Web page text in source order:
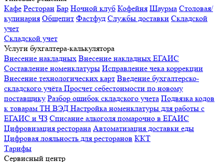
Кафе Ресторан Бар Ночной клуб Кофейня Шаурма Столовая/
кулинария Общепит Фастфуд Службы доставки Складской
учет
Складской учет
Услуги бухгалтера-калькулятора
Внесение накладных Внесение накладных ЕГАИС
Составление номенклатуры Исправление чека коррекции
Внесение технологических карт Введение бухгалтерско-
складского учёта Просчет себестоимости по новому
поставщику Разбор ошибок складского учета Подвязка кодов
к товарам ТН ВЭД Настройка номенклатуры для работы с
ЕГАИС и ЧЗ Списание алкоголя помарочно в ЕГАИС
Цифровизация ресторана Автоматизация доставки еды
Цифровая лояльность для ресторанов ККТ
Тарифы
Сервисный центр